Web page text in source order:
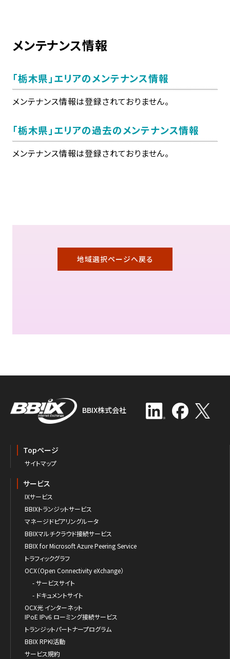
メンテナンス情報
「栃木県」エリアのメンテナンス情報
メンテナンス情報は登録されておりません。
「栃木県」エリアの過去のメンテナンス情報
メンテナンス情報は登録されておりません。
地域選択ページへ戻る
BBIX株式会社
Topページ
サイトマップ
サービス
IXサービス
BBIXトランジットサービス
マネージドピアリングルータ
BBIXマルチクラウド接続サービス
BBIX for Microsoft Azure Peering Service
トラフィックグラフ
OCX（Open Connectivity eXchange）
- サービスサイト
- ドキュメントサイト
OCX光 インターネット
IPoE IPv6 ローミング接続サービス
トランジットパートナープログラム
BBIX RPKI活動
サービス規約